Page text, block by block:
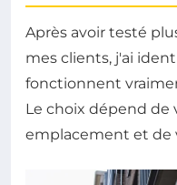
Après avoir testé
mes clients, j'ai
fonctionnent
Le choix dépend
emplacement et de